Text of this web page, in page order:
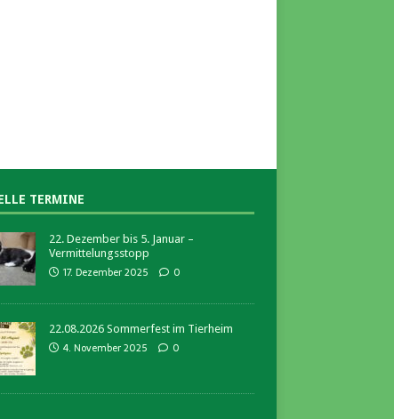
TERMINE
22. Dezember bis 5. Januar –
Vermittelungsstopp
17. Dezember 2025 0
22.08.2026 Sommerfest im Tierheim
4. November 2025 0